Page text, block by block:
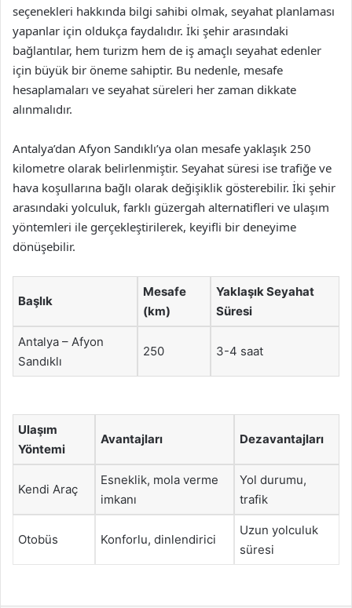
seçenekleri hakkında bilgi sahibi olmak, seyahat planlaması
yapanlar için oldukça faydalıdır. İki şehir arasındaki
bağlantılar, hem turizm hem de iş amaçlı seyahat edenler
için büyük bir öneme sahiptir. Bu nedenle, mesafe
hesaplamaları ve seyahat süreleri her zaman dikkate
alınmalıdır.
Antalya’dan Afyon Sandıklı’ya olan mesafe yaklaşık 250
kilometre olarak belirlenmiştir. Seyahat süresi ise trafiğe ve
hava koşullarına bağlı olarak değişiklik gösterebilir. İki şehir
arasındaki yolculuk, farklı güzergah alternatifleri ve ulaşım
yöntemleri ile gerçekleştirilerek, keyifli bir deneyime
dönüşebilir.
Başlık
Mesafe
(km)
Yaklaşık Seyahat
Süresi
Antalya – Afyon
Sandıklı
250 3-4 saat
Ulaşım
Yöntemi
Avantajları Dezavantajları
Kendi Araç
Esneklik, mola verme
imkanı
Yol durumu,
trafik
Otobüs Konforlu, dinlendirici
Uzun yolculuk
süresi